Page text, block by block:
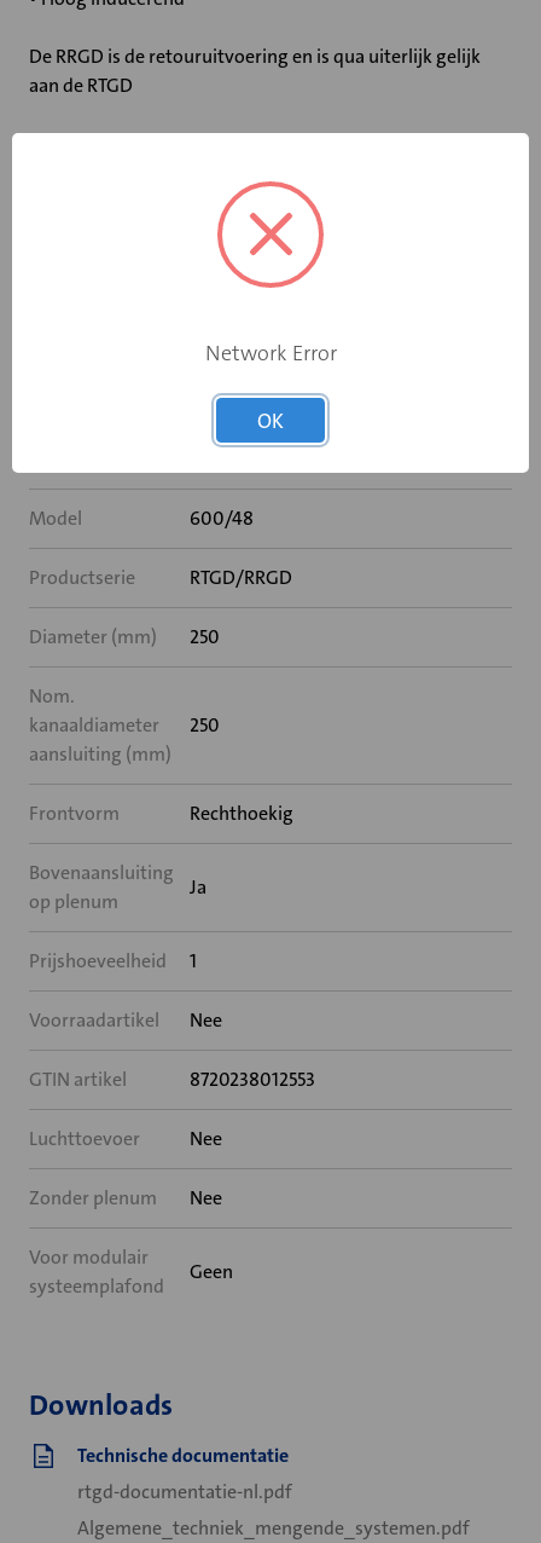
De RRGD is de retouruitvoering en is qua uiterlijk gelijk
aan de RTGD
Nee
Model 600/48
Productserie RTGD/RRGD
Diameter (mm) 250
Nom.
kanaaldiameter
aansluiting (mm)
250
Frontvorm Rechthoekig
Bovenaansluiting
op plenum
Ja
Prijshoeveelheid 1
Voorraadartikel Nee
GTIN artikel 8720238012553
Luchttoevoer Nee
Zonder plenum Nee
Voor modulair
systeemplafond
Geen
Downloads
Technische documentatie
rtgd-documentatie-nl.pdf
Algemene_techniek_mengende_systemen.pdf
Network Error
OK